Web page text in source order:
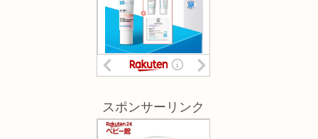
スポンサーリンク